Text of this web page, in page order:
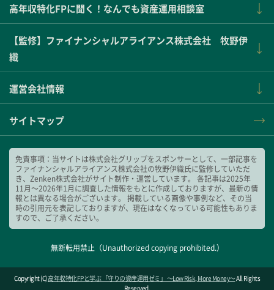
高年収特化FPに聞く！なんでも資産運用相談室
【監修】ファイナンシャルアライアンス株式会社 牧野伊
織
運営会社情報
サイトマップ
免責事項：当サイトは株式会社グリップをスポンサーとして、一部記事を
ファイナンシャルアライアンス株式会社の牧野伊織氏に監修していただ
き、Zenken株式会社がサイト制作・運営しています。 各記事は2025年
11月～2026年1月に調査した情報をもとに作成しておりますが、最新の情
報とは異なる場合がございます。 掲載している画像や事例など、その当
時の引用元を表記しておりますが、現在はなくなっている可能性もありま
すので、ご了承ください。
無断転用禁止（Unauthorized copying prohibited.）
Copyright (C)高年収特化FPと学ぶ 「守りの資産運用ゼミ」 ～Low Risk, More Money～All Rights
Reserved.